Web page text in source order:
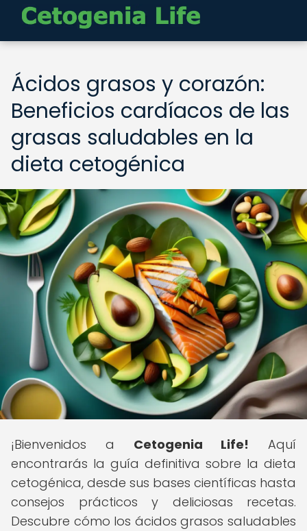
Ácidos grasos y corazón:
Beneficios cardíacos de las
grasas saludables en la
dieta cetogénica
¡Bienvenidos a Cetogenia Life! Aquí
encontrarás la guía definitiva sobre la dieta
cetogénica, desde sus bases científicas hasta
consejos prácticos y deliciosas recetas.
Descubre cómo los ácidos grasos saludables